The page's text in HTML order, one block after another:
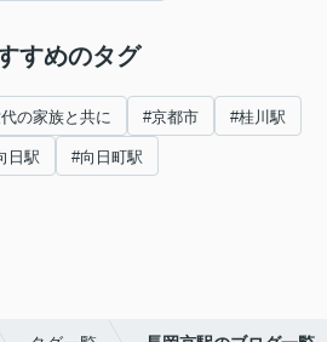
すめのタグ
の家族と共に #京都市 #桂川駅
日駅 #向日町駅